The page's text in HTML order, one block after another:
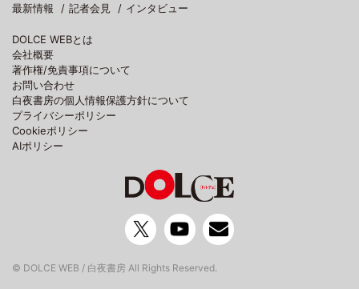
最新情報
記者会見 インタビュー
DOLCE WEBとは
会社概要
著作権/免責事項について
お問い合わせ
白夜書房の個人情報保護方針について
プライバシーポリシー
Cookieポリシー
AIポリシー
© DOLCE WEB / 白夜書房 All Rights Reserved.